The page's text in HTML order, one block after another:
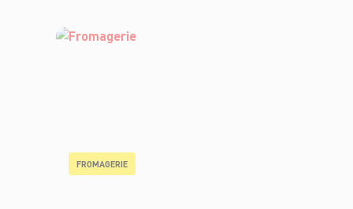
FROMAGERIE